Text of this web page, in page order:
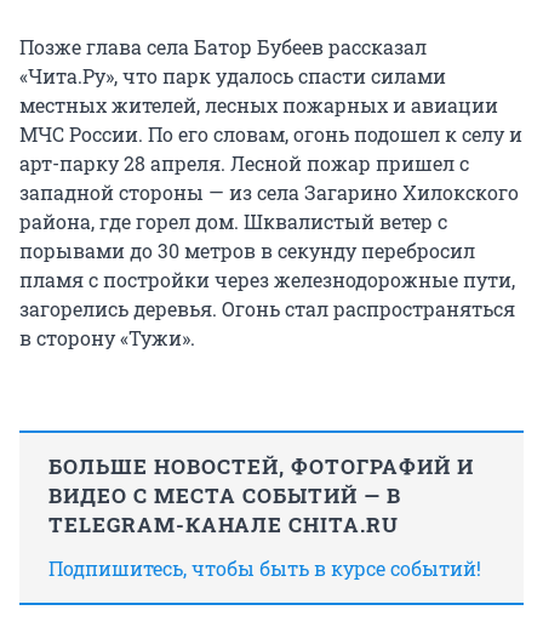
Позже глава села Батор Бубеев рассказал
«Чита.Ру», что парк удалось спасти силами
местных жителей, лесных пожарных и авиации
МЧС России. По его словам, огонь подошел к селу и
арт-парку28 апреля. Лесной пожар пришел с
западной стороны — из села Загарино Хилокского
района, где горел дом. Шквалистый ветер с
порывами до 30 метров в секунду перебросил
пламя с постройки через железнодорожные пути,
загорелись деревья. Огонь стал распространяться
в сторону «Тужи».
БОЛЬШЕ НОВОСТЕЙ, ФОТОГРАФИЙ И
ВИДЕО С МЕСТА СОБЫТИЙ — В
TELEGRAM-КАНАЛЕ CHITA.RU
Подпишитесь, чтобы быть в курсе событий!